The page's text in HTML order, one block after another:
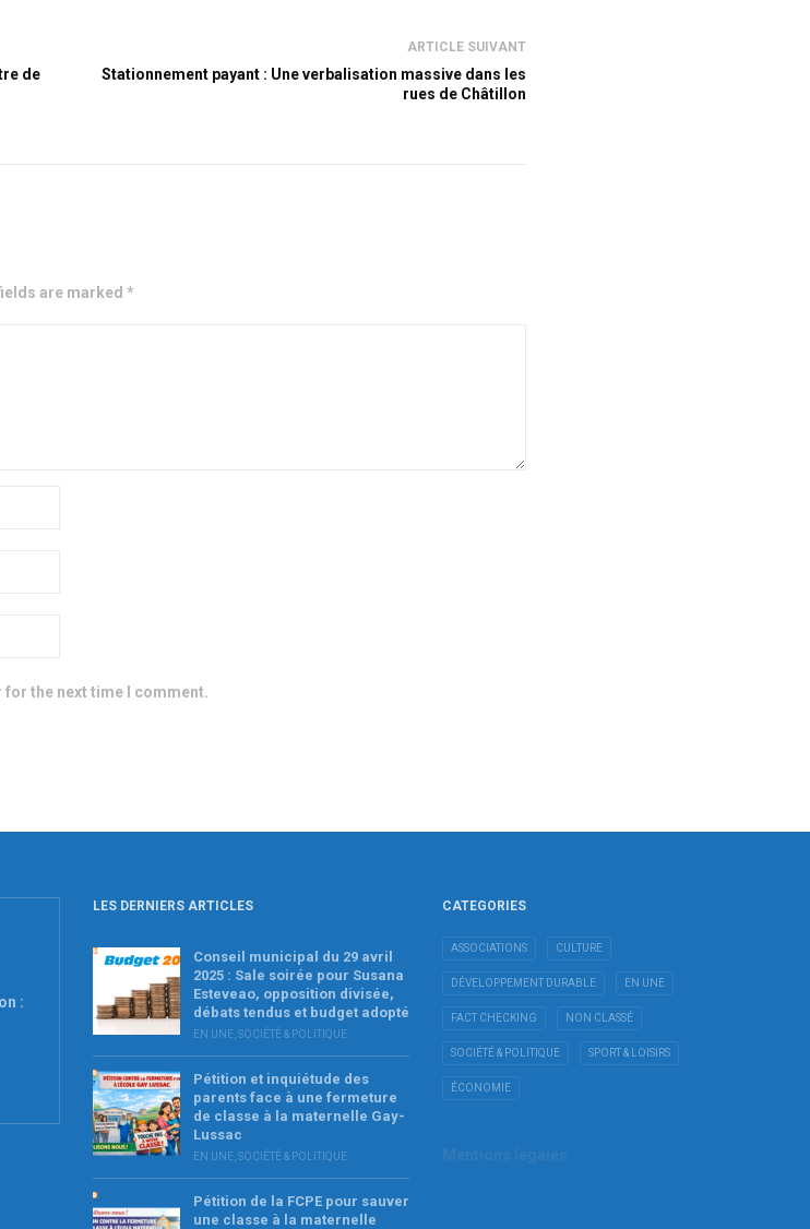
de
ARTICLE SUIVANT
Stationnement payant : Une verbalisation massive dans les
rues de Châtillon
are marked *
for the next time I comment.
:
LES DERNIERS ARTICLES
Conseil municipal du 29 avril
2025 : Sale soirée pour Susana
Esteveao, opposition divisée,
débats tendus et budget adopté
EN UNE SOCIÉTÉ & POLITIQUE
Pétition et inquiétude des
parents face à une fermeture
de classe à la maternelle Gay-
Lussac
EN UNE SOCIÉTÉ & POLITIQUE
Pétition de la FCPE pour sauver
une classe à la maternelle
CATEGORIES
ASSOCIATIONS CULTURE
DÉVELOPPEMENT DURABLE EN UNE
FACT CHECKING NON CLASSÉ
SOCIÉTÉ & POLITIQUE SPORT & LOISIRS
ÉCONOMIE